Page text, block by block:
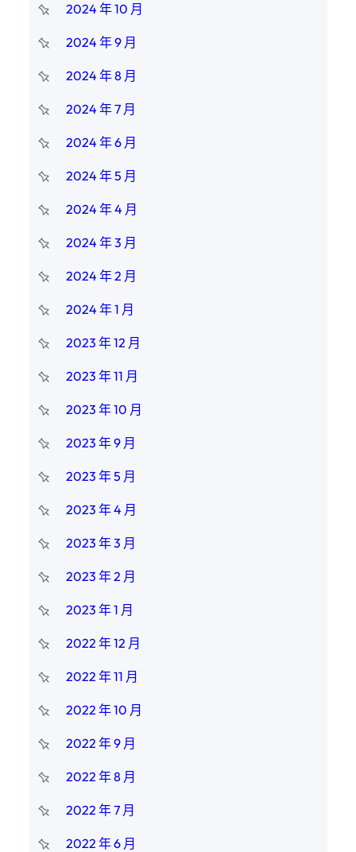
2024 年 10 月
2024 年 9 月
2024 年 8 月
2024 年 7 月
2024 年 6 月
2024 年 5 月
2024 年 4 月
2024 年 3 月
2024 年 2 月
2024 年 1 月
2023 年 12 月
2023 年 11 月
2023 年 10 月
2023 年 9 月
2023 年 5 月
2023 年 4 月
2023 年 3 月
2023 年 2 月
2023 年 1 月
2022 年 12 月
2022 年 11 月
2022 年 10 月
2022 年 9 月
2022 年 8 月
2022 年 7 月
2022 年 6 月